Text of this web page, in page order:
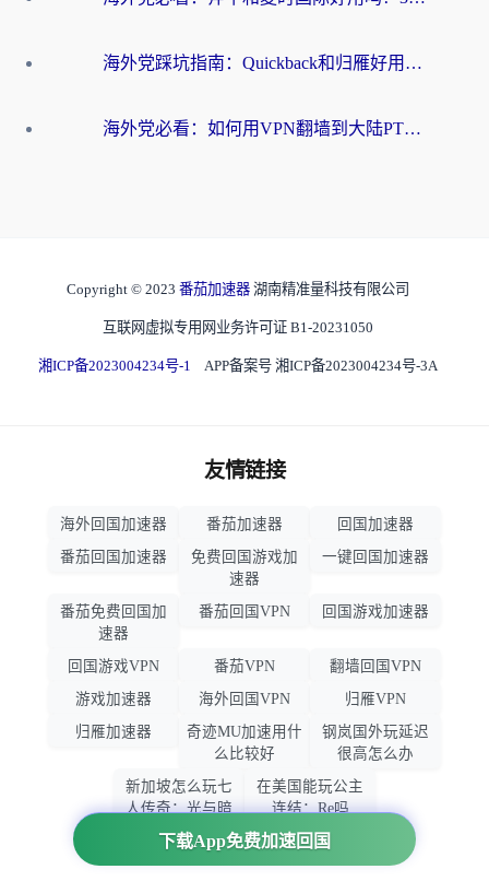
海外党踩坑指南：Quickback和归雁好用吗？选对加速器才能无缝刷国内资源
海外党必看：如何用VPN翻墙到大陆PTT？一篇解决你所有回国加速痛点
下载App免费加速回国
Copyright © 2023 番茄加速器 湖南精准量科技有限公司
互联网虚拟专用网业务许可证 B1-20231050
湘ICP备2023004234号-1 APP备案号 湘ICP备2023004234号-3A
友情链接
海外回国加速器 番茄加速器
回国加速器
番茄回国加速器
免费回国游戏加
速器
一键回国加速器
番茄免费回国加
速器
番茄回国VPN 回国游戏加速器
回国游戏VPN 番茄VPN
翻墙回国VPN
游戏加速器
海外回国VPN
归雁VPN
归雁加速器
奇迹MU加速用什
么比较好
钢岚国外玩延迟
很高怎么办
新加坡怎么玩七
人传奇：光与暗
之交战
在美国能玩公主
连结：Re吗